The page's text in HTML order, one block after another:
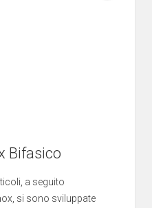
Bifasico
a seguito
si sono sviluppate